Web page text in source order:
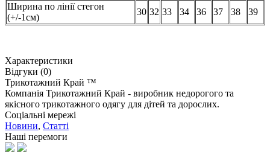
Ширина по лінії стегон
(+/-1см)
30 32 33 34 36 37 38 39
Характеристики
Відгуки (0)
Трикотажний Край ™
Компанія Трикотажний Край - виробник недорогого та
якісного трикотажного одягу для дітей та дорослих.
Соціальні мережі
Новини, Статті
Наші перемоги